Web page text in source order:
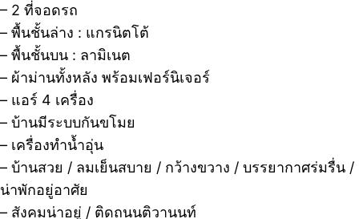
– 2 ที่จอดรถ
– พื้นชั้นล่าง : แกรนิตโต้
– พื้นชั้นบน : ลามิเนต
– ผ้าม่านทั้งหลัง พร้อมเฟอร์นิเจอร์
– แอร์ 4 เครื่อง
– บ้านมีระบบกันขโมย
– เครื่องทำน้ำอุ่น
– บ้านสวย / ลมเย็นสบาย / กว้างขวาง / บรรยากาศร่มรื่น /
น่าพักอยู่อาศัย
– สังคมน่าอยู่ / ติดถนนติวานนท์